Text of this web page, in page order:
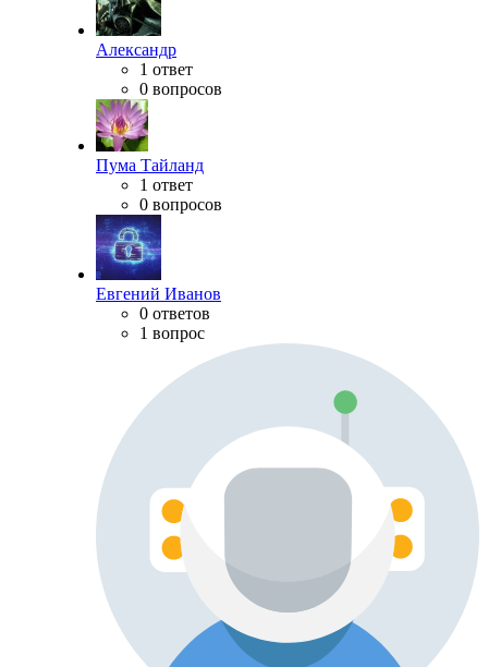
Александр
1 ответ
0 вопросов
Пума Тайланд
1 ответ
0 вопросов
Евгений Иванов
0 ответов
1 вопрос